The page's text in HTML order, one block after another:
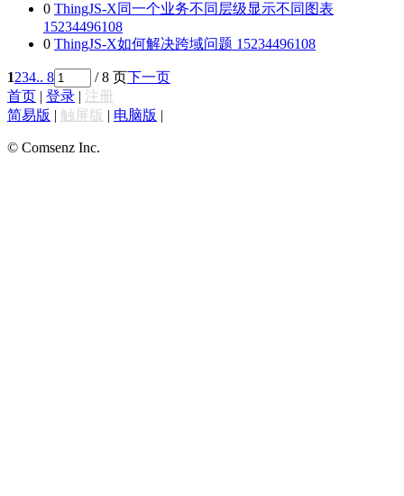
0 ThingJS-X同一个业务不同层级显示不同图表
15234496108
0 ThingJS-X如何解决跨域问题 15234496108
1234.. 8 / 8 页下一页
首页 | 登录 | 注册
简易版 | 触屏版 | 电脑版 |
© Comsenz Inc.